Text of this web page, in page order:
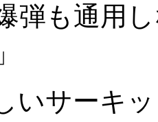
弾も通用
いサーキ